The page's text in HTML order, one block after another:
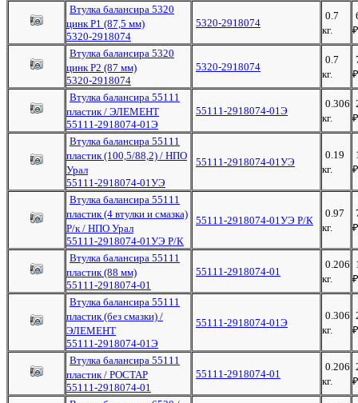
Втулка балансира 5320
цинк Р1 (87,5 мм)
5320-2918074
5320-2918074
0.7
кг.
₽
Втулка балансира 5320
цинк Р2 (87 мм)
5320-2918074
5320-2918074
0.7
кг.
₽
Втулка балансира 55111
пластик / ЭЛЕМЕНТ
55111-2918074-01Э
55111-2918074-01Э
0.306
кг.
₽
Втулка балансира 55111
пластик (100,5/88,2) / НПО
Урал
55111-2918074-01УЭ
55111-2918074-01УЭ
0.19
кг.
₽
Втулка балансира 55111
пластик (4 втулки и смазка)
Р/к / НПО Урал
55111-2918074-01УЭ Р/К
55111-2918074-01УЭ Р/К
0.97
кг.
₽
Втулка балансира 55111
пластик (88 мм)
55111-2918074-01
55111-2918074-01
0.206
кг.
₽
Втулка балансира 55111
пластик (без смазки) /
ЭЛЕМЕНТ
55111-2918074-01Э
55111-2918074-01Э
0.306
кг.
₽
Втулка балансира 55111
пластик / РОСТАР
55111-2918074-01
55111-2918074-01
0.206
кг.
₽